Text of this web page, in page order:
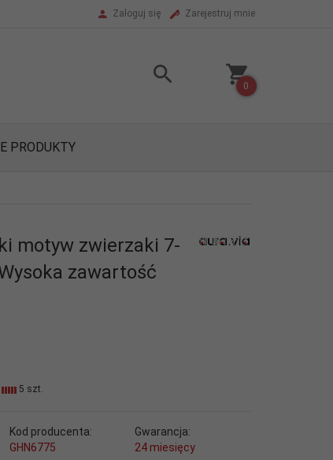
Zaloguj się Zarejestruj mnie
0
PRODUKTY
motyw zwierzaki 7-
zawartość
5 szt.
Kod producenta:
GHN6775
Gwarancja:
24 miesięcy